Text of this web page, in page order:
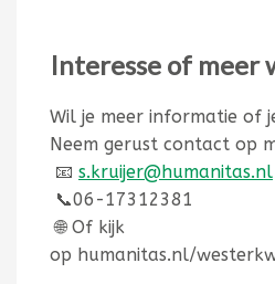
Interesse of meer
Wil je meer informatie of
Neem gerust contact op
📧 s.kruijer@humanitas.nl
📞06-17312381
🌐 Of kijk
op humanitas.nl/